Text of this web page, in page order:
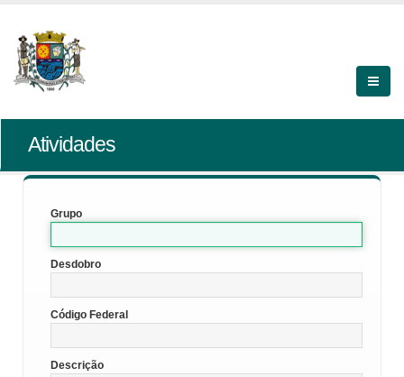
Atividades
Grupo
Desdobro
Código Federal
Descrição